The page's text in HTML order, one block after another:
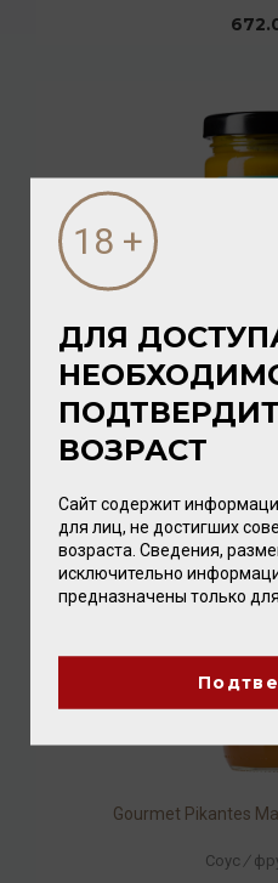
Ingwer-Orange Senf
Соус/
Gourmet Pikantes
Соус /
ДЛЯ
ВОЗРАСТ
Сайт содержит
для лиц, не достигших
возраста. Сведения,
исключительно
предназначены только